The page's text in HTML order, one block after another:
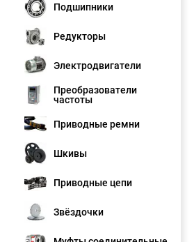
Подшипники
Редукторы
Электродвигатели
Преобразователи
частоты
Приводные ремни
Шкивы
Приводные цепи
Звёздочки